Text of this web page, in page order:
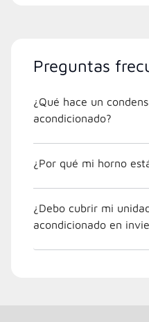
Preguntas
¿Qué hace un
acondicionado?
¿Por qué mi horno
¿Debo cubrir mi
acondicionado en